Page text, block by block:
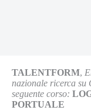
TALENTFORM,
nazionale ricerca su
seguente corso:
PORTUALE